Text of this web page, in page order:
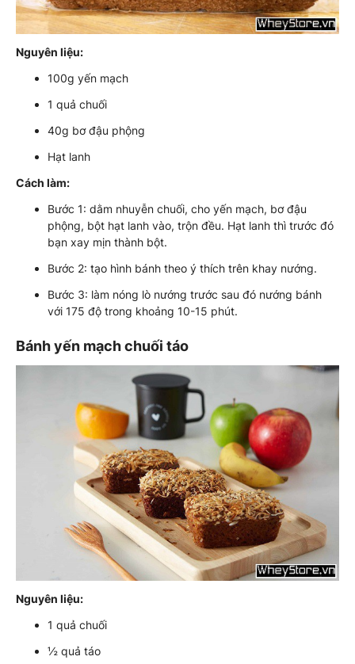
Nguyên liệu:
100g yến mạch
1 quả chuối
40g bơ đậu phộng
Hạt lanh
Cách làm:
Bước 1: dằm nhuyễn chuối, cho yến mạch, bơ đậu
phộng, bột hạt lanh vào, trộn đều. Hạt lanh thì trước đó
bạn xay mịn thành bột.
Bước 2: tạo hình bánh theo ý thích trên khay nướng.
Bước 3: làm nóng lò nướng trước sau đó nướng bánh
với 175 độ trong khoảng 10-15 phút.
Bánh yến mạch chuối táo
Nguyên liệu:
1 quả chuối
½ quả táo